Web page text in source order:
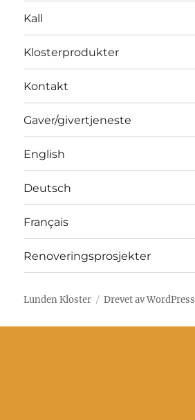
Kall
Klosterprodukter
Kontakt
Gaver/givertjeneste
English
Deutsch
Français
Renoveringsprosjekter
Lunden Kloster Drevet av WordPress